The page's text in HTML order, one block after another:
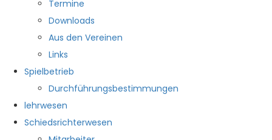
Termine
Downloads
Aus den Vereinen
Links
Spielbetrieb
Durchführungsbestimmungen
lehrwesen
Schiedsrichterwesen